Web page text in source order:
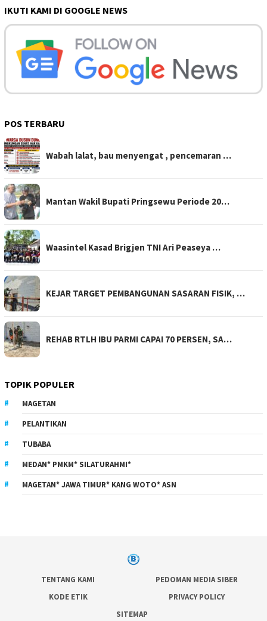
IKUTI KAMI DI GOOGLE NEWS
POS TERBARU
Wabah lalat, bau menyengat , pencemaran …
Mantan Wakil Bupati Pringsewu Periode 20…
Waasintel Kasad Brigjen TNI Ari Peaseya …
KEJAR TARGET PEMBANGUNAN SASARAN FISIK, …
REHAB RTLH IBU PARMI CAPAI 70 PERSEN, SA…
TOPIK POPULER
MAGETAN
PELANTIKAN
TUBABA
MEDAN* PMKM* SILATURAHMI*
MAGETAN* JAWA TIMUR* KANG WOTO* ASN
TENTANG KAMI
PEDOMAN MEDIA SIBER
KODE ETIK
PRIVACY POLICY
SITEMAP